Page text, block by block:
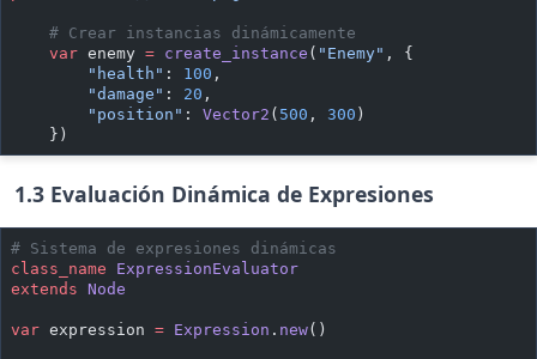
    # Crear instancias dinámicamente
    var
enemy = create_instance ( "Enemy" , {
        "health"
: 100 ,
        "damage"
: 20 ,
        "position"
: Vector2 ( 500 , 300 )
    })
1.3 Evaluación Dinámica de Expresiones
# Sistema de expresiones dinámicas
class_name ExpressionEvaluator
extends Node
var expression = Expression . new()